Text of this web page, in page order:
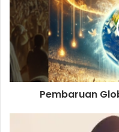
E
m
a
i
l
a
d
Pembaruan